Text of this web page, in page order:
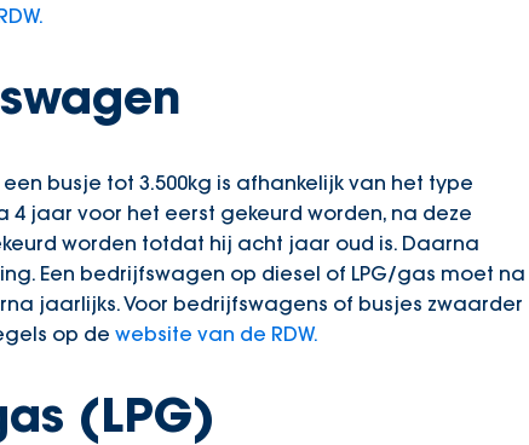
busje tot 3.500kg is afhankelijk van het type
jaar voor het eerst gekeurd worden, na deze
worden totdat hij acht jaar oud is. Daarna
Een bedrijfswagen op diesel of LPG/gas moet na
jaarlijks. Voor bedrijfswagens of busjes zwaarder
op de website van de RDW.
(LPG)